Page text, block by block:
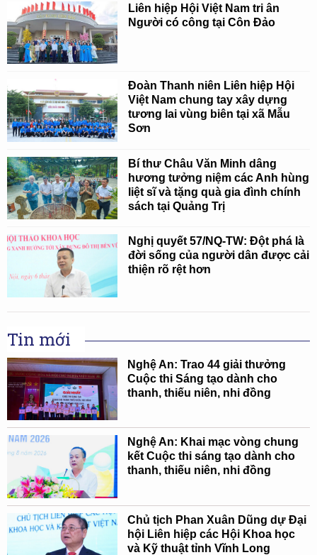
Liên hiệp Hội Việt Nam tri ân
Người có công tại Côn Đảo
Đoàn Thanh niên Liên hiệp Hội
Việt Nam chung tay xây dựng
tương lai vùng biên tại xã Mẫu
Sơn
Bí thư Châu Văn Minh dâng
hương tưởng niệm các Anh hùng
liệt sĩ và tặng quà gia đình chính
sách tại Quảng Trị
Nghị quyết 57/NQ-TW: Đột phá là
đời sống của người dân được cải
thiện rõ rệt hơn
Tin mới
Nghệ An: Trao 44 giải thưởng
Cuộc thi Sáng tạo dành cho
thanh, thiếu niên, nhi đồng
Nghệ An: Khai mạc vòng chung
kết Cuộc thi sáng tạo dành cho
thanh, thiếu niên, nhi đồng
Chủ tịch Phan Xuân Dũng dự Đại
hội Liên hiệp các Hội Khoa học
và Kỹ thuật tỉnh Vĩnh Long